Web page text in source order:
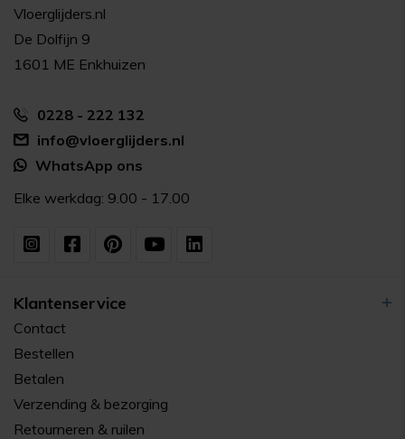
Vloerglijders.nl
De Dolfijn 9
1601 ME Enkhuizen
0228 - 222 132
info@vloerglijders.nl
WhatsApp ons
Elke werkdag: 9.00 - 17.00
Klantenservice
Contact
Bestellen
Betalen
Verzending & bezorging
Retourneren & ruilen